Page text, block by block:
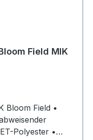
Field MIK
Field •
Polyester •